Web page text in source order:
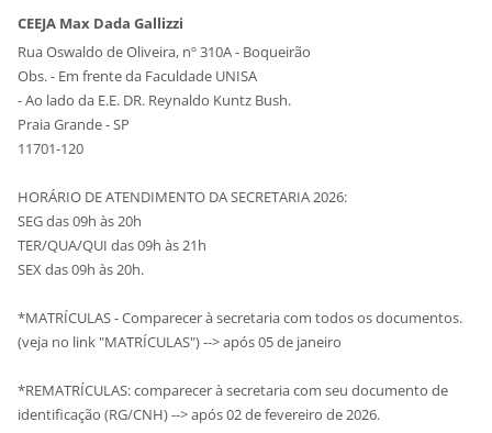
CEEJA Max Dada Gallizzi
Rua Oswaldo de Oliveira, nº 310A - Boqueirão
Obs. - Em frente da Faculdade UNISA
- Ao lado da E.E. DR. Reynaldo Kuntz Bush.
Praia Grande - SP
11701-120
HORÁRIO DE ATENDIMENTO DA SECRETARIA 2026:
SEG das 09h às 20h
TER/QUA/QUI das 09h às 21h
SEX das 09h às 20h.
*MATRÍCULAS - Comparecer à secretaria com todos os documentos.
(veja no link "MATRÍCULAS") --> após 05 de janeiro
*REMATRÍCULAS: comparecer à secretaria com seu documento de
identificação (RG/CNH) --> após 02 de fevereiro de 2026.